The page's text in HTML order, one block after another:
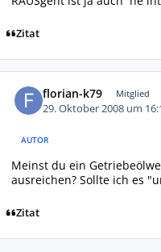
Zitat
florian-k79 Mitglied
29. Oktober 2008 um
AUTOR
Meinst du ein
ausreichen? Sollte ich es
Zitat